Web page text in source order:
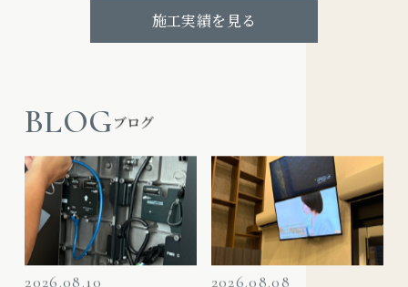
施工実績を見る
BLOGブログ
2026.08.10 2026.08.08